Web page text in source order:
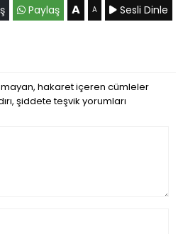
Paylaş A A Sesli Dinle
hakaret içeren cümleler
şiddete teşvik yorumları